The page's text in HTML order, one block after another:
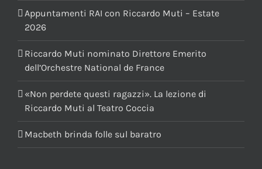
Appuntamenti RAI con Riccardo Muti – Estate
2026
Riccardo Muti nominato Direttore Emerito
dell’Orchestre National de France
«Non perdete questi ragazzi». La lezione di
Riccardo Muti al Teatro Coccia
Macbeth brinda folle sul baratro